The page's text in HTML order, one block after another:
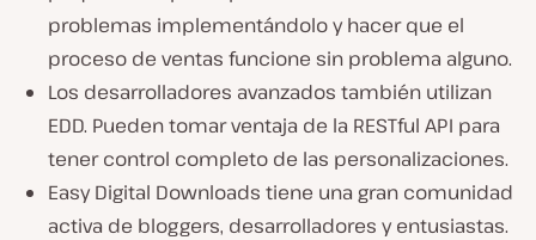
problemas implementándolo y hacer que el
proceso de ventas funcione sin problema alguno.
Los desarrolladores avanzados también utilizan
EDD. Pueden tomar ventaja de la RESTful API para
tener control completo de las personalizaciones.
Easy Digital Downloads tiene una gran comunidad
activa de bloggers, desarrolladores y entusiastas.